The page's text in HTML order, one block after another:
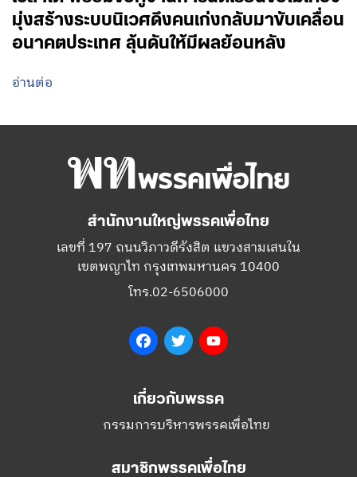
มุ่งสร้างระบบนิเวศดึงคนเก่งกลับมาขับเคลื่อน
อนาคตประเทศ ลุ้นดันให้มีผลย้อนหลัง
อ่านต่อ
สำนักงานใหญ่พรรคเพื่อไทย
เลขที่ 197 ถนนวิภาวดีรังสิต แขวงสามเสนใน
เขตพญาไท กรุงเทพมหานคร 10400
โทร.02-6506000
FacebookTwitter
เกี่ยวกับพรรค
กรรมการบริหารพรรคเพื่อไทย
สมาชิกพรรคเพื่อไทย